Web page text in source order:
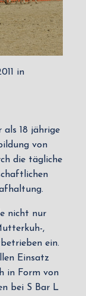
in
als 18 jährige
von
die tägliche
nicht nur
,
ein.
Einsatz
in Form von
bei S Bar L